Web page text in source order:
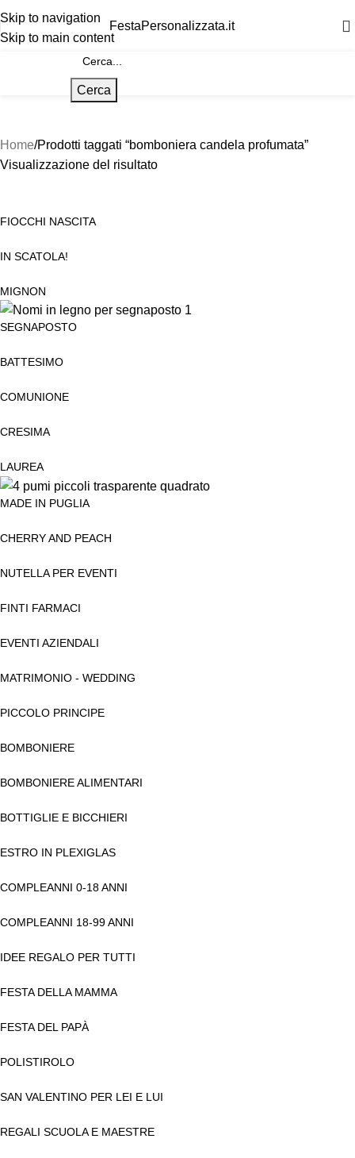
Skip to navigation
Skip to main content
FestaPersonalizzata.it
Cerca
Home Prodotti taggati “bomboniera candela profumata”
Visualizzazione del risultato
FIOCCHI NASCITA
IN SCATOLA!
MIGNON
SEGNAPOSTO
BATTESIMO
COMUNIONE
CRESIMA
LAUREA
MADE IN PUGLIA
CHERRY AND PEACH
NUTELLA PER EVENTI
FINTI FARMACI
EVENTI AZIENDALI
MATRIMONIO - WEDDING
PICCOLO PRINCIPE
BOMBONIERE
BOMBONIERE ALIMENTARI
BOTTIGLIE E BICCHIERI
ESTRO IN PLEXIGLAS
COMPLEANNI 0-18 ANNI
COMPLEANNI 18-99 ANNI
IDEE REGALO PER TUTTI
FESTA DELLA MAMMA
FESTA DEL PAPÀ
POLISTIROLO
SAN VALENTINO PER LEI E LUI
REGALI SCUOLA E MAESTRE